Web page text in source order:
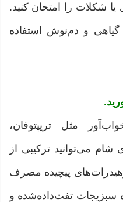
شکلات را امتحان کنید.
و دم‌نوش استفاده
مثل تریپتوفان،
شام می‌توانید ترکیبی از
پیچیده مصرف
سبزیجات تفت‌داده‌شده و